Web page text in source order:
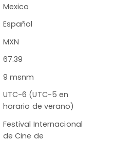
Mexico
Español
MXN
67.39
9 msnm
UTC-6 (UTC-5 en
horario de verano)
Festival Internacional
de Cine de